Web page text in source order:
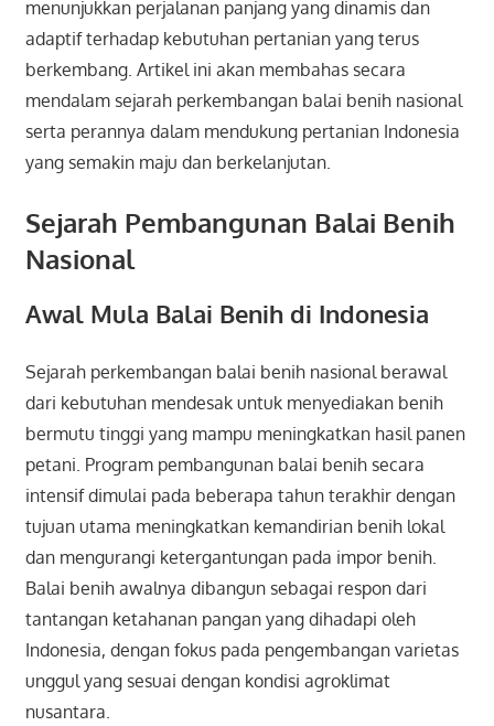
menunjukkan perjalanan panjang yang dinamis dan
adaptif terhadap kebutuhan pertanian yang terus
berkembang. Artikel ini akan membahas secara
mendalam sejarah perkembangan balai benih nasional
serta perannya dalam mendukung pertanian Indonesia
yang semakin maju dan berkelanjutan.
Sejarah Pembangunan Balai Benih
Nasional
Awal Mula Balai Benih di Indonesia
Sejarah perkembangan balai benih nasional berawal
dari kebutuhan mendesak untuk menyediakan benih
bermutu tinggi yang mampu meningkatkan hasil panen
petani. Program pembangunan balai benih secara
intensif dimulai pada beberapa tahun terakhir dengan
tujuan utama meningkatkan kemandirian benih lokal
dan mengurangi ketergantungan pada impor benih.
Balai benih awalnya dibangun sebagai respon dari
tantangan ketahanan pangan yang dihadapi oleh
Indonesia, dengan fokus pada pengembangan varietas
unggul yang sesuai dengan kondisi agroklimat
nusantara.